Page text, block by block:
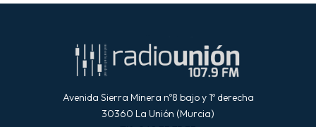
Avenida Sierra Minera nº8 bajo y 1º derecha
30360 La Unión (Murcia)